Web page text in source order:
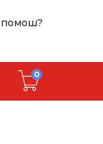
помош?
0